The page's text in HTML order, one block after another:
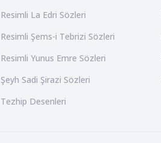
Resimli La Edri Sözleri
Resimli Şems-i Tebrizi Sözleri
Resimli Yunus Emre Sözleri
Şeyh Sadi Şirazi Sözleri
Tezhip Desenleri